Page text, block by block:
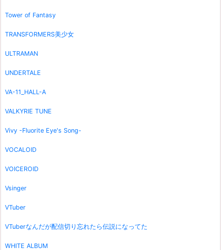
Tower of Fantasy
TRANSFORMERS美少女
ULTRAMAN
UNDERTALE
VA-11_HALL-A
VALKYRIE TUNE
Vivy -Fluorite Eye's Song-
VOCALOID
VOICEROID
Vsinger
VTuber
VTuberなんだが配信切り忘れたら伝説になってた
WHITE ALBUM